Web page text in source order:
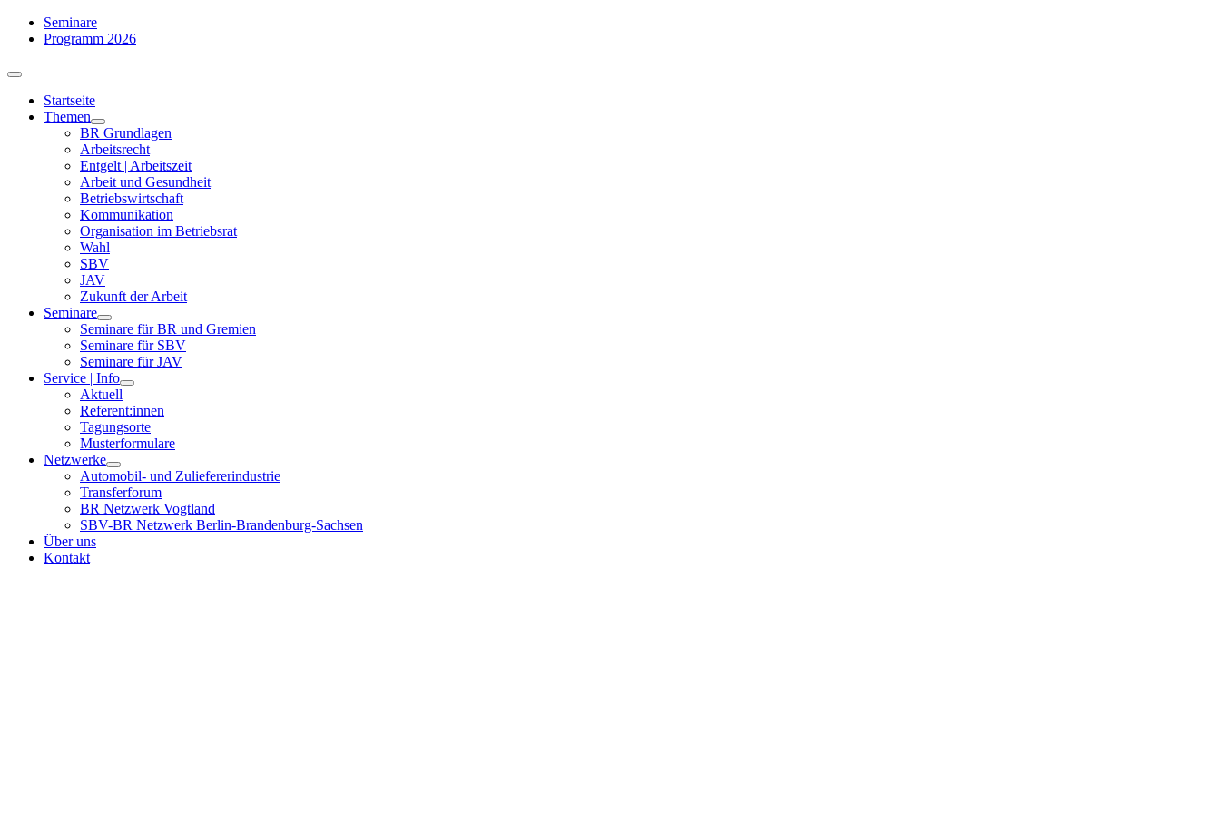
Zum
Inhalt
Seminare
Programm 2026
Toggle
NavigationStartseite
Themen
BR Grundlagen
Arbeits­recht
Entgelt | Arbeitszeit
Arbeit und Gesundheit
Betriebswirtschaft
Kommuni­kation
Organisation im Betriebsrat
Wahl
SBV
JAV
Zukunft der Arbeit
Seminare
Seminare für BR und Gremien
Seminare für SBV
Seminare für JAV
Service | Info
Aktuell
Referent:innen
Tagungsorte
Musterformulare
Netzwerke
Automobil- und Zuliefererindustrie
Transferforum
BR Netzwerk Vogtland
SBV-BR Netzwerk Berlin-Brandenburg-Sachsen
Über uns
Kontakt